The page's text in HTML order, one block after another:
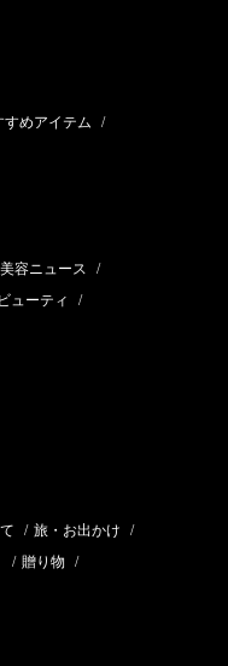
すめアイテム /
容ニュース /
ューティ /
/ 旅・お出かけ /
/ 贈り物 /